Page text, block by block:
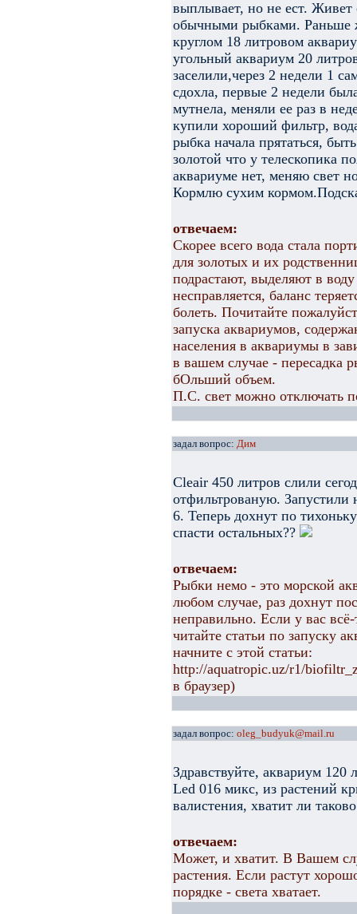
выплывает, но не ест. Живет
обычными рыбками. Раньше
круглом 18 литровом
угольный аквариум 20
заселили,через 2 недели 1
сдохла, первые 2 недели
мутнела, меняли ее раз в
купили хороший фильтр,
рыбка начала прятаться,
золотой что у телескопика
аквариуме нет, меняю свет
Кормлю сухим
отвечаем:
Скорее всего вода стала
для золотых и их
подрастают, выделяют в
несправляется, баланс
болеть. Почитайте
запуска аквариумов,
населения в аквариумы в
в вашем случае - пересадка
бОльший объем.
П.С. свет можно отключать
задал вопрос: Дим
Cleair 450 литров слили
отфильтрованую.
6. Теперь дохнут по
спасти остальных??
отвечаем:
Рыбки немо - это морской
любом случае, раз дохнут
неправильно. Если у вас
читайте статьи по запуску
начните с этой статьи:
http://aquatropic.uz/r1/
в браузер)
задал вопрос: oleg_budyuk@mail.ru
Здравствуйте, аквариум
Led 016 микс, из растений
валистения, хватит ли
отвечаем:
Может, и хватит. В Вашем
растения. Если растут
порядке - света хватает.